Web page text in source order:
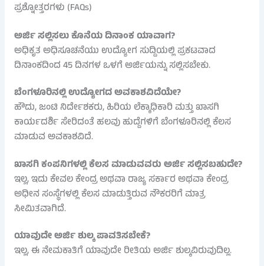
ಪ್ರಶ್ನೋತ್ತರಗಳು (FAQs)
ಅರ್ಜಿ ಸಲ್ಲಿಸಲು ಕೊನೆಯ ದಿನಾಂಕ ಯಾವಾಗ?
ಅಧಿಕೃತ ಅಧಿಸೂಚನೆಯು ಉದ್ಯೋಗ ಸುದ್ದಿಯಲ್ಲಿ ಪ್ರಕಟವಾದ
ದಿನಾಂಕದಿಂದ 45 ದಿನಗಳ ಒಳಗೆ ಅರ್ಜಿಯನ್ನು ಸಲ್ಲಿಸಬೇಕು.
ಬೆಂಗಳೂರಿನಲ್ಲಿ ಉದ್ಯೋಗದ ಅವಕಾಶವಿದೆಯೇ?
ಹೌದು, ಜಂಟಿ ನಿರ್ದೇಶಕರು, ಹಿರಿಯ ಲೆಕ್ಕಾಧಿಕಾರಿ ಮತ್ತು ಖಾಸಗಿ
ಕಾರ್ಯದರ್ಶಿ ಸೇರಿದಂತೆ ಹಲವು ಹುದ್ದೆಗಳಿಗೆ ಬೆಂಗಳೂರಿನಲ್ಲಿ ಕೆಲಸ
ಮಾಡುವ ಅವಕಾಶವಿದೆ.
ಖಾಸಗಿ ಕಂಪನಿಗಳಲ್ಲಿ ಕೆಲಸ ಮಾಡುವವರು ಅರ್ಜಿ ಸಲ್ಲಿಸಬಹುದೇ?
ಇಲ್ಲ, ಇದು ಕೇವಲ ಕೇಂದ್ರ ಅಥವಾ ರಾಜ್ಯ ಸರ್ಕಾರ ಅಥವಾ ಕೇಂದ್ರ
ಅಧೀನ ಸಂಸ್ಥೆಗಳಲ್ಲಿ ಕೆಲಸ ಮಾಡುತ್ತಿರುವ ನೌಕರರಿಗೆ ಮಾತ್ರ
ಸೀಮಿತವಾಗಿದೆ.
ಯಾವುದೇ ಅರ್ಜಿ ಶುಲ್ಕ ಪಾವತಿಸಬೇಕೆ?
ಇಲ್ಲ, ಈ ನೇಮಕಾತಿಗೆ ಯಾವುದೇ ರೀತಿಯ ಅರ್ಜಿ ಶುಲ್ಕವಿರುವುದಿಲ್ಲ.